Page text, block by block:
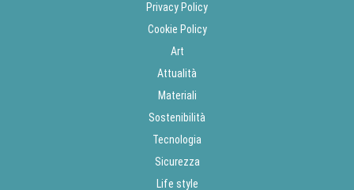
Privacy Policy
Cookie Policy
Art
Attualità
Materiali
Sostenibilità
Tecnologia
Sicurezza
Life style